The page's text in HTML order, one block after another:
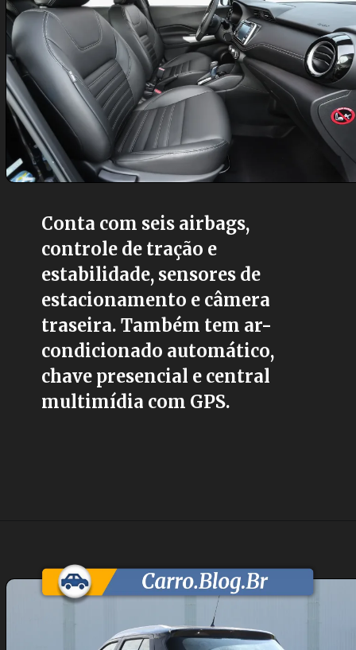
Conta com seis airbags,
controle de tração e
estabilidade, sensores de
estacionamento e câmera
traseira. Também tem ar-
condicionado automático,
chave presencial e central
multimídia com GPS.